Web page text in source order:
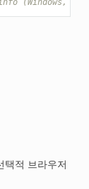
(Windows,
택적 브라우저